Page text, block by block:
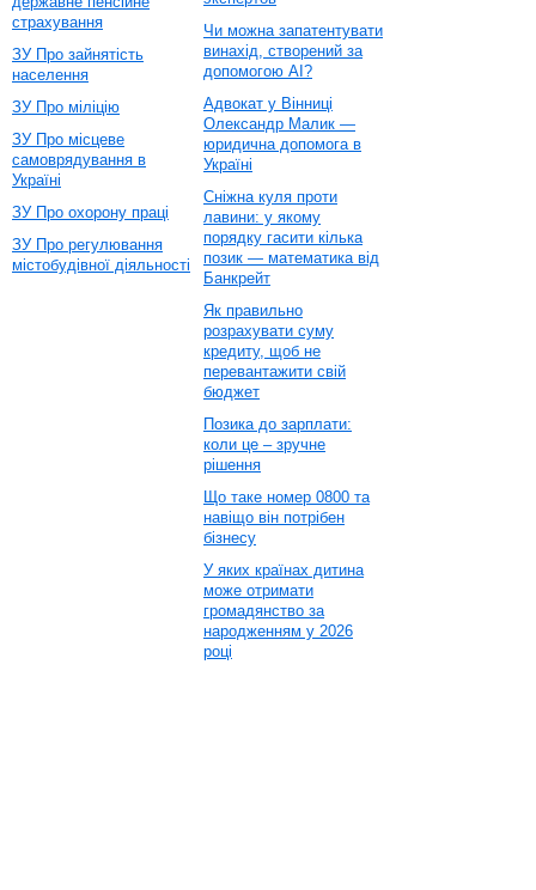
страхування
ЗУ Про зайнятість
населення
ЗУ Про міліцію
ЗУ Про місцеве
самоврядування в
Україні
ЗУ Про охорону праці
ЗУ Про регулювання
містобудівної діяльності
Чи можна запатентувати
винахід, створений за
допомогою AI?
Адвокат у Вінниці
Олександр Малик —
юридична допомога в
Україні
Сніжна куля проти
лавини: у якому
порядку гасити кілька
позик — математика від
Банкрейт
Як правильно
розрахувати суму
кредиту, щоб не
перевантажити свій
бюджет
Позика до зарплати:
коли це – зручне
рішення
Що таке номер 0800 та
навіщо він потрібен
бізнесу
У яких країнах дитина
може отримати
громадянство за
народженням у 2026
році